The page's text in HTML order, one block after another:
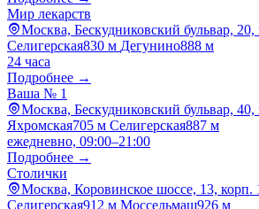
Мир лекарств
Москва, Бескудниковский бульвар, 20,
Селигерская830 м Дегунино888 м
24 часа
Подробнее →
Ваша № 1
Москва, Бескудниковский бульвар, 40,
Яхромская705 м Селигерская887 м
ежедневно, 09:00–21:00
Подробнее →
Столички
Москва, Коровинское шоссе, 13, корп.
Селигерская912 м Моссельмаш926 м